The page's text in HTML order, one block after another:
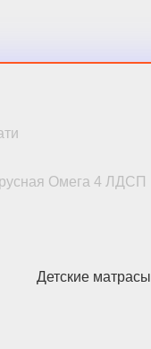
Омега 4 ЛДСП
Детские матрасы